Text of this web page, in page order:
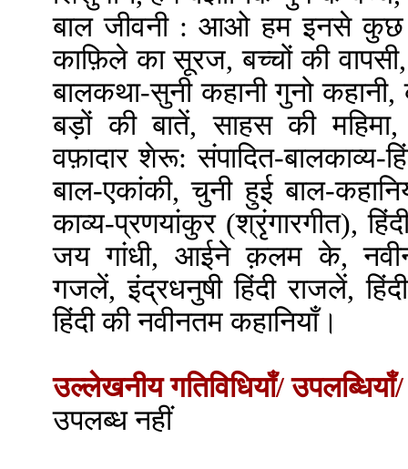
बाल जीवनी : आओ हम इनसे कुछ
काफ़िले का सूरज, बच्चों की
बालकथा-सुनी कहानी गुनो
बड़ों की बातें, साहस की
वफ़ादार शेरू: संपादित-
बाल-एकांकी, चुनी हुई बाल-
काव्य-प्रणयांकुर (श्रृंगारगीत),
जय गांधी, आईने क़लम के,
गजलें, इंद्रधनुषी हिंदी राजलें,
हिंदी की नवीनतम कहानियाँ।
उल्लेखनीय गतिविधियाँ/ उपलब्धियाँ/
उपलब्ध नहीं